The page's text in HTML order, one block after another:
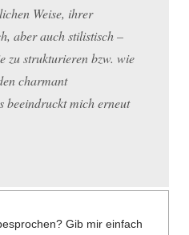
Weise, ihrer
aber auch stilistisch –
zu strukturieren bzw. wie
charmant
beeindruckt mich erneut
Gib mir einfach